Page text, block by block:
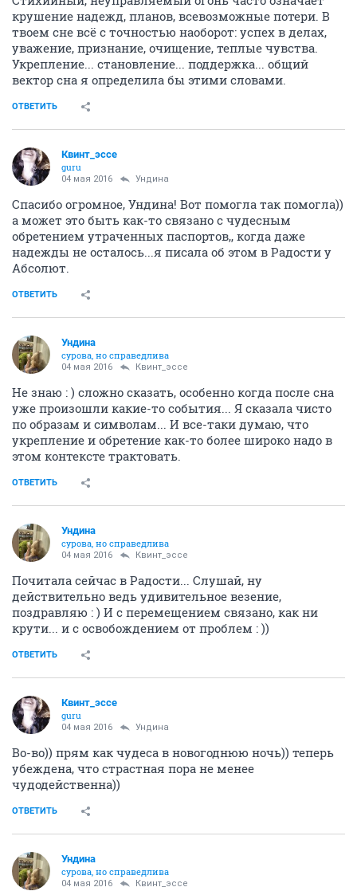
крушение надежд, планов, всевозможные потери. В
твоем сне всё с точностью наоборот: успех в делах,
уважение, признание, очищение, теплые чувства.
Укрепление... становление... поддержка... общий
вектор сна я определила бы этими словами.
ОТВЕТИТЬ
Квинт_эссе
guru
04 мая 2016 Ундинa
Спасибо огромное, Ундина! Вот помогла так помогла))
а может это быть как-то связано с чудесным
обретением утраченных паспортов,, когда даже
надежды не осталось...я писала об этом в Радости у
Абсолют.
ОТВЕТИТЬ
Ундинa
сурова, но справедлива
04 мая 2016 Квинт_эссе
Не знаю : ) сложно сказать, особенно когда после сна
уже произошли какие-то события... Я сказала чисто
по образам и символам... И все-таки думаю, что
укрепление и обретение как-то более широко надо в
этом контексте трактовать.
ОТВЕТИТЬ
Ундинa
сурова, но справедлива
04 мая 2016 Квинт_эссе
Почитала сейчас в Радости... Слушай, ну
действительно ведь удивительное везение,
поздравляю : ) И с перемещением связано, как ни
крути... и с освобождением от проблем : ))
ОТВЕТИТЬ
Квинт_эссе
guru
04 мая 2016 Ундинa
Во-во)) прям как чудеса в новогоднюю ночь)) теперь
убеждена, что страстная пора не менее
чудодейственна))
ОТВЕТИТЬ
Ундинa
сурова, но справедлива
04 мая 2016 Квинт_эссе